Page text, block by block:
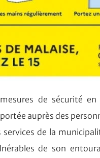
de sécurité
auprès des
services de la
de son